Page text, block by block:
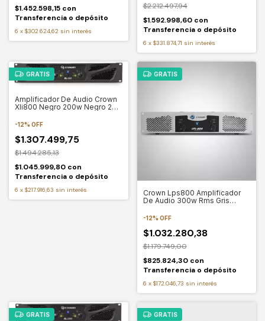
$1.452.598,15 con
Transferencia o depósito
6 x $302.624,62 sin interés
$2.212.497,94
$1.592.998,60 con
Transferencia o depósito
6 x $331.874,71 sin interés
GRATIS
Amplificador De Audio Crown
Xli800 Negro 200w Negro 200
-12% OFF
$1.307.499,75
$1.494.285,13
$1.045.999,80 con
Transferencia o depósito
6 x $217.916,63 sin interés
GRATIS
Crown Lps800 Amplificador
De Audio 300w Rms Gris
-12% OFF
$1.032.280,38
$1.179.749,00
$825.824,30 con
Transferencia o depósito
6 x $172.046,73 sin interés
GRATIS GRATIS